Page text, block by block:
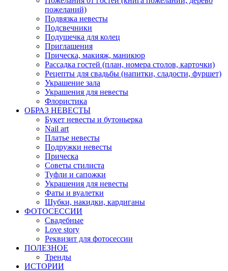
пожеланий)
Подвязка невесты
Подсвечники
Подушечка для колец
Приглашения
Прическа, макияж, маникюр
Рассадка гостей (план, номера столов, карточки)
Рецепты для свадьбы (напитки, сладости, фуршет)
Украшение зала
Украшения для невесты
Флористика
ОБРАЗ НЕВЕСТЫ
Букет невесты и бутоньерка
Nail art
Платье невесты
Подружки невесты
Прическа
Советы стилиста
Туфли и сапожки
Украшения для невесты
Фаты и вуалетки
Шубки, накидки, кардиганы
ФОТОСЕССИИ
Свадебные
Love story
Реквизит для фотосессии
ПОЛЕЗНОЕ
Тренды
ИСТОРИИ